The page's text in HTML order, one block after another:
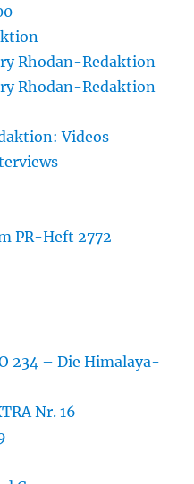
Rhodan-Redaktion
Rhodan-Redaktion
Videos
PR-Heft 2772
234 – Die Himalaya-
Nr. 16